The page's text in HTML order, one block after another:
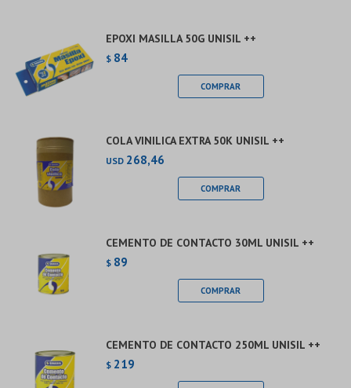
EPOXI MASILLA 50G UNISIL ++
$ 84
COLA VINILICA EXTRA 50K UNISIL ++
USD 268,46
CEMENTO DE CONTACTO 30ML UNISIL ++
$ 89
CEMENTO DE CONTACTO 250ML UNISIL ++
$ 219